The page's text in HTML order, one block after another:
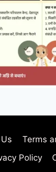
Terms
Policy